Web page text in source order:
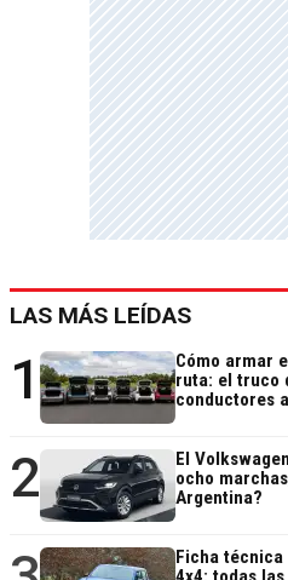
LAS MÁS LEÍDAS
1
Cómo armar
ruta: el truco
conductores
2
El
ocho
Argentina?
Ficha